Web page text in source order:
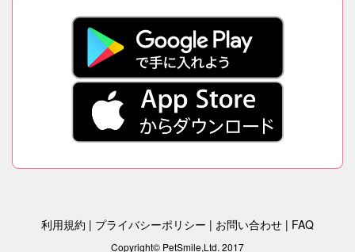
利用規約 | プライバシーポリシー | お問い合わせ | FAQ
Copyright© PetSmile,Ltd. 2017